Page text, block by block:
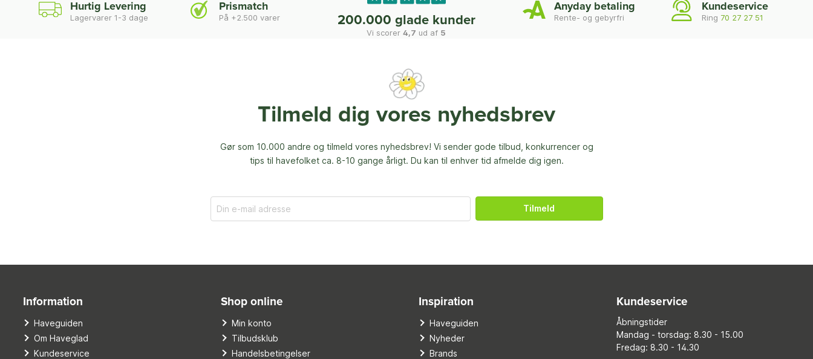
Hurtig Levering
Lagervarer 1-3 dage
Prismatch
På +2.500 varer 200.000 glade kunder
Vi scorer4,7 ud af 5
Anyday betaling
Rente- og gebyrfri
Kundeservice
Ring 70 27 27 51
Tilmeld dig vores nyhedsbrev
Gør som 10.000 andre og tilmeld vores nyhedsbrev! Vi sender gode tilbud, konkurrencer og
tips til havefolket ca. 8-10 gange årligt. Du kan til enhver tid afmelde dig igen.
Tilmeld
Information
Haveguiden
Om Haveglad
Kundeservice
Shop online
Min konto
Tilbudsklub
Handelsbetingelser
Inspiration
Haveguiden
Nyheder
Brands
Kundeservice
Åbningstider
Mandag - torsdag: 8.30 - 15.00
Fredag: 8.30 - 14.30